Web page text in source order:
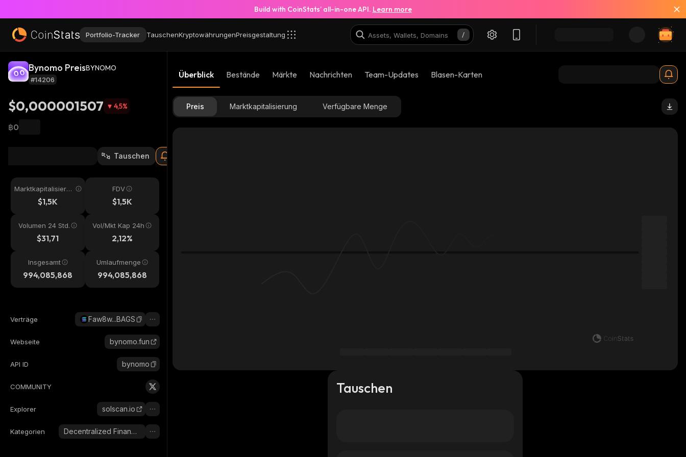
Build with CoinStats’ all-in-one API. Learn more
Portfolio-Tracker TauschenKryptowährungenPreisgestaltung
Bynomo PreisBYNOMO
#14206
$0,000001507 4,5%
฿0
Tauschen
Marktkapitalisieru
$1,5K
FDV
$1,5K
Volumen 24 Std.
$31,71
Vol/Mkt Kap 24h
2,12%
Insgesamt
994,085,868
Umlaufmenge
994,085,868
Verträge Faw8w...BAGS
Webseite bynomo.fun
API ID bynomo
COMMUNITY
Explorer solscan.io
Kategorien Decentralized Finance (DeFi)
Überblick Bestände Märkte Nachrichten Team-Updates Blasen-Karten
Preis Marktkapitalisierung Verfügbare Menge
Tauschen